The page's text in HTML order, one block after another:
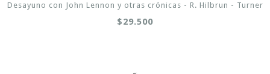
Desayuno con John Lennon y otras crónicas - R. Hilbrun - Turner
$29.500